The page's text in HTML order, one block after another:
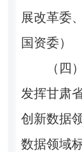
展改革委
国资委）
（四
发挥甘肃
创新数据
数据领域